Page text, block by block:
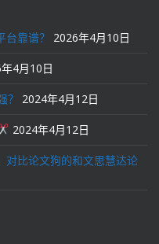
靠谱？ 2026年4月10日
4月10日
？ 2024年4月12日
2024年4月12日
对比论文狗的和文思慧达论